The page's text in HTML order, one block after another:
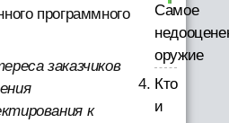
программного
заказчиков
к
Самое
оружие
Кто
и